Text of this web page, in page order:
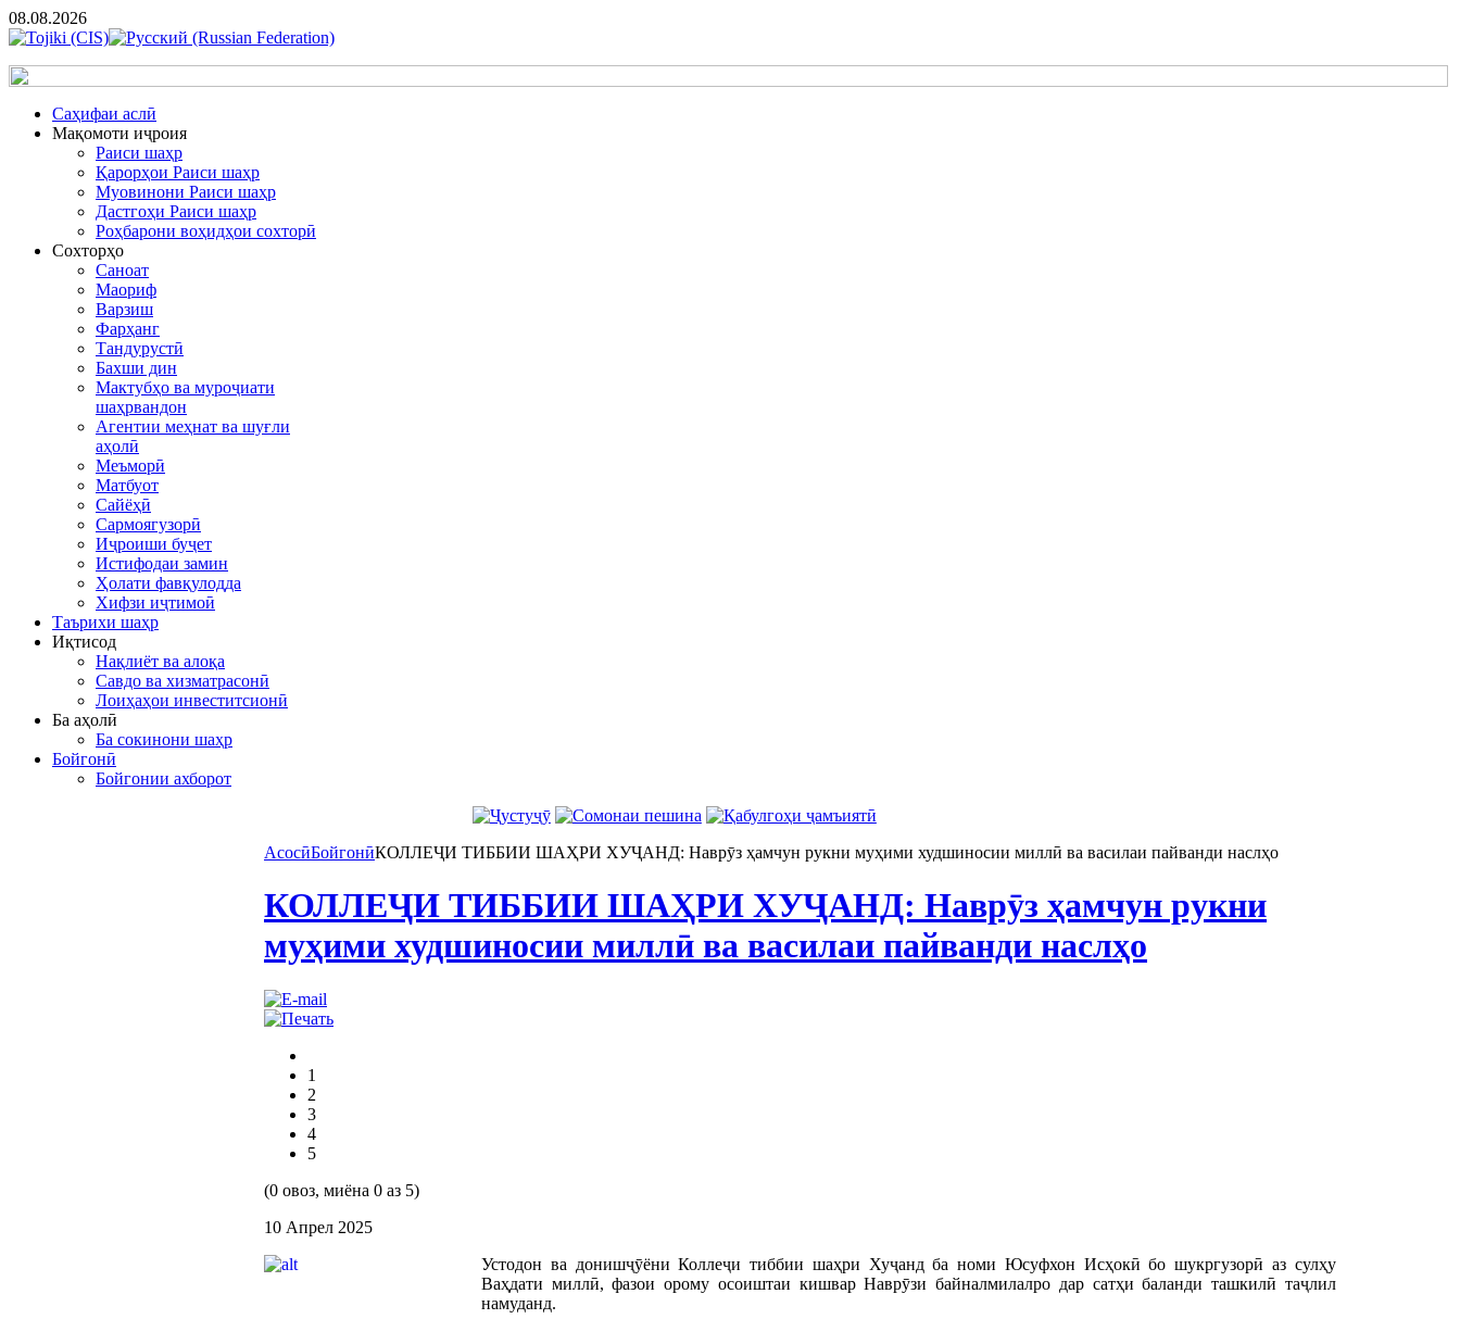
08.08.2026
Cаҳифаи аслӣ
Мақомоти иҷроия
Раиси шаҳр
Қарорҳои Раиси шаҳр
Муовинони Раиси шаҳр
Дастгоҳи Раиси шаҳр
Роҳбарони воҳидҳои сохторӣ
Сохторҳо
Саноат
Маориф
Варзиш
Фарҳанг
Тандурустӣ
Бахши дин
Мактубҳо ва муроҷиати
шаҳрвандон
Агентии меҳнат ва шуғли
аҳолӣ
Меъморӣ
Матбуот
Сайёҳӣ
Сармоягузорӣ
Иҷроиши буҷет
Истифодаи замин
Ҳолати фавқулодда
Хифзи иҷтимоӣ
Таърихи шаҳр
Иқтисод
Нақлиёт ва алоқа
Савдо ва хизматрасонӣ
Лоиҳаҳои инвеститсионӣ
Ба аҳолӣ
Ба сокинони шаҳр
Бойгонӣ
Бойгонии ахборот
АсосӣБойгонӣКОЛЛЕҶИ ТИББИИ ШАҲРИ ХУҶАНД: Наврӯз ҳамчун рукни муҳими худшиносии миллӣ ва василаи пайванди наслҳо
КОЛЛЕҶИ ТИББИИ ШАҲРИ ХУҶАНД: Наврӯз ҳамчун рукни
муҳими худшиносии миллӣ ва василаи пайванди наслҳо
1
2
3
4
5
(0 овоз, миёна 0 аз 5)
10 Апрел 2025
Устодон ва донишҷӯёни Коллеҷи тиббии шаҳри Хуҷанд ба номи Юсуфхон Исҳокӣ бо шукргузорӣ аз сулҳу
Ваҳдати миллӣ, фазои орому осоиштаи кишвар Наврӯзи байналмилалро дар сатҳи баланди ташкилӣ таҷлил
намуданд.